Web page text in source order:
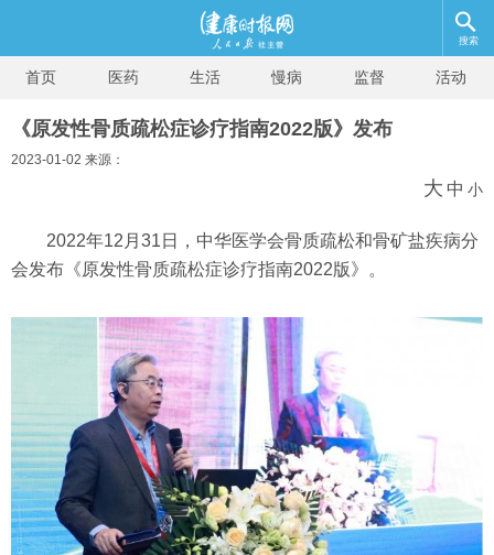
搜索
首页 医药 生活 慢病 监督 活动
《原发性骨质疏松症诊疗指南2022版》发布
2023-01-02 来源：
大 中 小
2022年12月31日，中华医学会骨质疏松和骨矿盐疾病分
会发布《原发性骨质疏松症诊疗指南2022版》。